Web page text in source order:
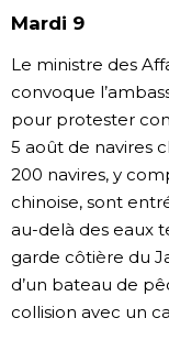
Mardi 9
Le ministre des
convoque
pour protester
5 août de navires
200 navires, y
chinoise, sont
au-delà des eaux
garde côtière du
d’un bateau de
collision avec un